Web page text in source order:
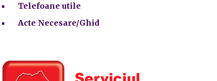
Telefoane utile
Acte Necesare/Ghid